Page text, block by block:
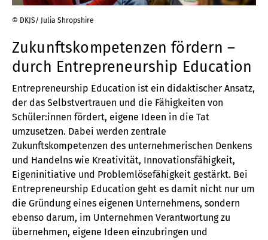
© DKJS/ Julia Shropshire
Zukunftskompetenzen fördern –
durch Entrepreneurship Education
Entrepreneurship Education ist ein didaktischer Ansatz,
der das Selbstvertrauen und die Fähigkeiten von
Schüler:innen fördert, eigene Ideen in die Tat
umzusetzen. Dabei werden zentrale
Zukunftskompetenzen des unternehmerischen Denkens
und Handelns wie Kreativität, Innovationsfähigkeit,
Eigeninitiative und Problemlösefähigkeit gestärkt. Bei
Entrepreneurship Education geht es damit nicht nur um
die Gründung eines eigenen Unternehmens, sondern
ebenso darum, im Unternehmen Verantwortung zu
übernehmen, eigene Ideen einzubringen und